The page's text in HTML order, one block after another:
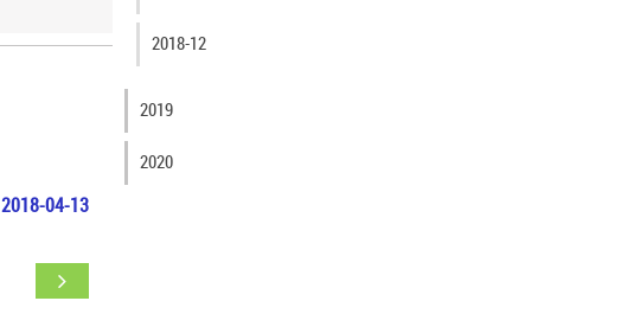
2018-04-13
2018-12
2019
2020